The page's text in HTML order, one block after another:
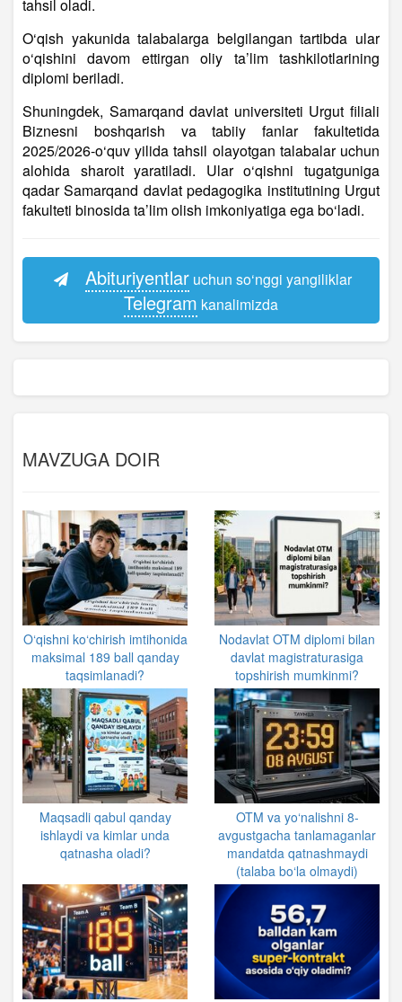
tahsil oladi.
O‘qish yakunida talabalarga belgilangan tartibda ular
o‘qishini davom ettirgan oliy ta’lim tashkilotlarining
diplomi beriladi.
Shuningdek, Samarqand davlat universiteti Urgut filiali
Biznesni boshqarish va tabiiy fanlar fakultetida
2025/2026-o‘quv yilida tahsil olayotgan talabalar uchun
alohida sharoit yaratiladi. Ular o‘qishni tugatguniga
qadar Samarqand davlat pedagogika institutining Urgut
fakulteti binosida ta’lim olish imkoniyatiga ega bo‘ladi.
Abituriyentlaruchun so‘nggi yangiliklar
Telegram kanalimizda
MAVZUGA DOIR
O‘qishni ko‘chirish imtihonida
maksimal 189 ball qanday
taqsimlanadi?
Nodavlat OTM diplomi bilan
davlat magistraturasiga
topshirish mumkinmi?
Maqsadli qabul qanday
ishlaydi va kimlar unda
qatnasha oladi?
OTM va yo‘nalishni 8-
avgustgacha tanlamaganlar
mandatda qatnashmaydi
(talaba bo‘la olmaydi)